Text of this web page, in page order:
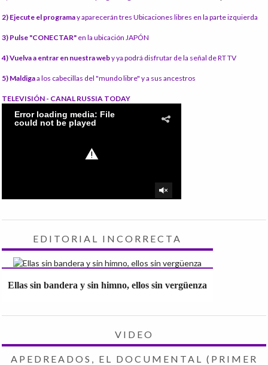
2) Ejecute el programay aparecerán tres Ubicaciones libres en la parte izquierda
3) Pulse "CONECTAR" en la ubicación JAPÓN
4) Vuelva a entrar en nuestra weby ya podrá disfrutar de la señal de RT TV
5) Maldigaa los cabecillas del "mundo libre" y a sus ancestros
TELEVISIÓN - CANAL RUSSIA TODAY
EDITORIAL INCORRECTA
Ellas sin bandera y sin himno, ellos sin vergüenza
VIDEO
APEDREADOS, EL DOCUMENTAL (PRIMER